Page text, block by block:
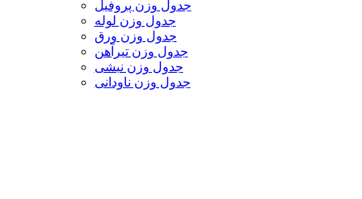
جدول وزن پروفیل
جدول وزن لوله
جدول وزن ورق
جدول وزن تیرآهن
جدول وزن نبشی
جدول وزن ناودانی